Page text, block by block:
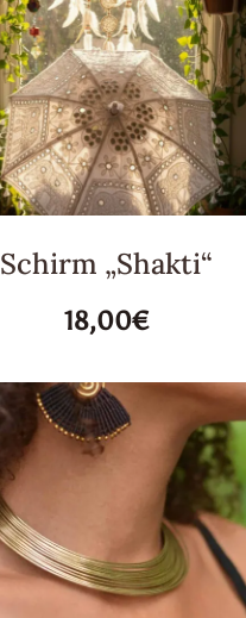
Schirm „Shakti“
18,00€